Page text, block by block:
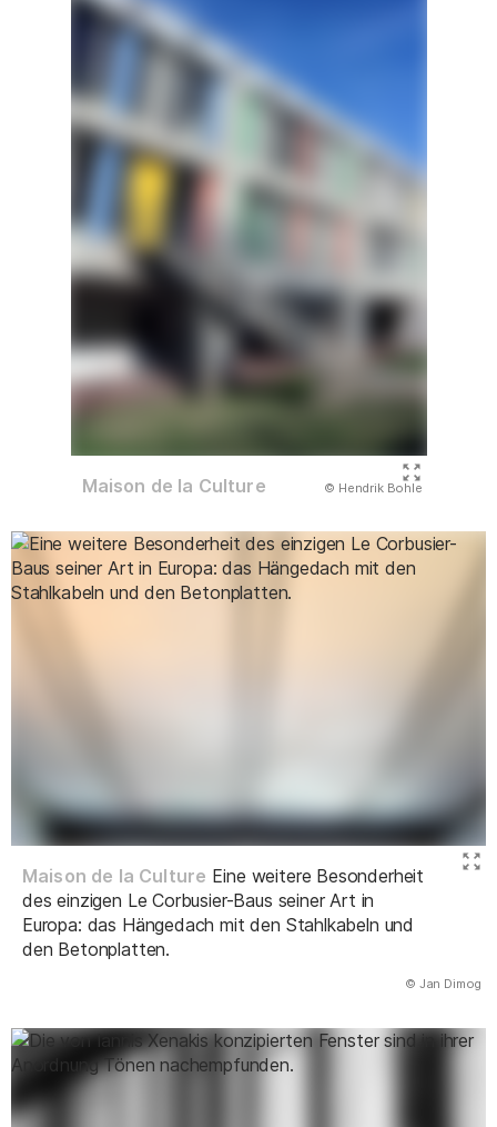
Maison de la Culture(Abbildung © Hendrik Bohle
Maison de la Culture Eine weitere Besonderheit
des einzigen Le Corbusier-Baus seiner Art in
Europa: das Hängedach mit den Stahlkabeln und
den Betonplatten.
© Jan Dimog